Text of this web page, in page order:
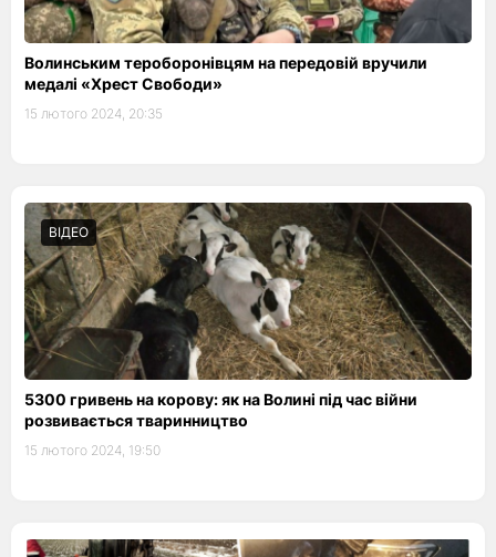
Волинським тероборонівцям на передовій вручили
медалі «Хрест Свободи»
15 лютого 2024, 20:35
ВІДЕО
5300 гривень на корову: як на Волині під час війни
розвивається тваринництво
15 лютого 2024, 19:50